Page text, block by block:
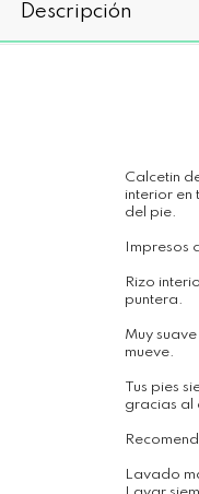
Descripción
Calcetin
interior en
del pie.
Impresos
Rizo
puntera.
Muy
mueve.
Tus pies
gracias al
Lavado